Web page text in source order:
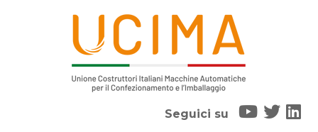
Seguici su